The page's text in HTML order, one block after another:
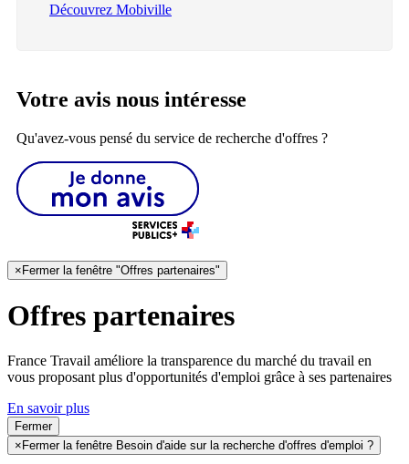
Découvrez Mobiville
Votre avis nous intéresse
Qu'avez-vous pensé du service de recherche d'offres ?
× Fermer la fenêtre "Offres partenaires"
Offres partenaires
France Travail améliore la transparence du marché du travail en
vous proposant plus d'opportunités d'emploi grâce à ses partenaires
En savoir plus
Fermer
×Fermer la fenêtre Besoin d'aide sur la recherche d'offres d'emploi ?